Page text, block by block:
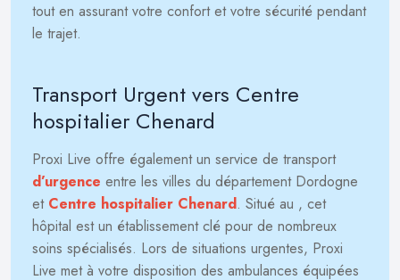
tout en assurant votre confort et votre sécurité pendant
le trajet.
Transport Urgent vers Centre
hospitalier Chenard
Proxi Live offre également un service de transport
d’urgence entre les villes du département Dordogne
et Centre hospitalier Chenard. Situé au , cet
hôpital est un établissement clé pour de nombreux
soins spécialisés. Lors de situations urgentes, Proxi
Live met à votre disposition des ambulances équipées